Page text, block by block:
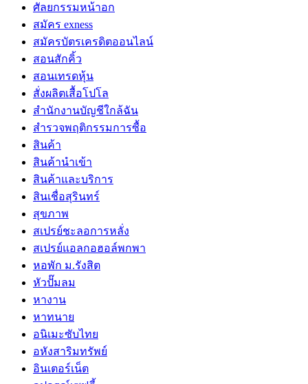
ศัลยกรรมหน้าอก
สมัคร exness
สมัครบัตรเครดิตออนไลน์
สอนสักคิ้ว
สอนเทรดหุ้น
สั่งผลิตเสื้อโปโล
สำนักงานบัญชีใกล้ฉัน
สำรวจพฤติกรรมการซื้อ
สินค้า
สินค้านำเข้า
สินค้าและบริการ
สินเชื่อสุรินทร์
สุขภาพ
สเปรย์ชะลอการหลั่ง
สเปรย์แอลกอฮอล์พกพา
หอพัก ม.รังสิต
หัวปั๊มลม
หางาน
หาทนาย
อนิเมะซับไทย
อหังสาริมทรัพย์
อินเตอร์เน็ต